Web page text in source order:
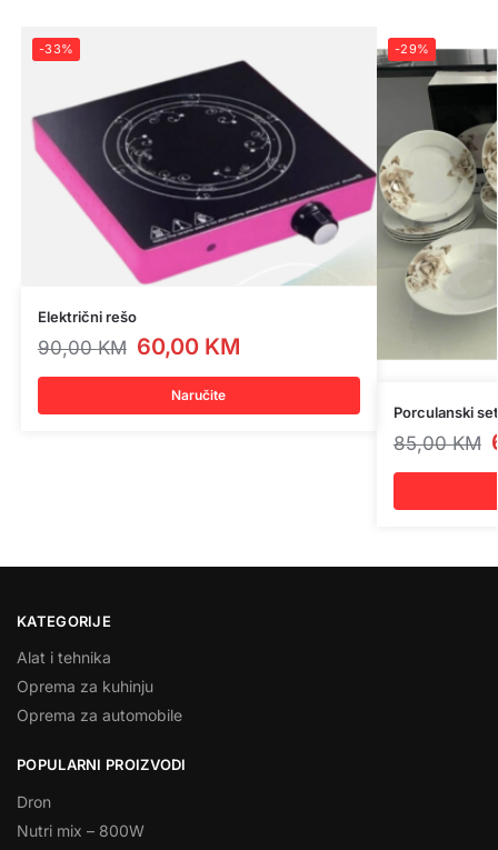
-33%
Električni rešo
90,00KM 60,00 KM
Naručite
-29%
Porculanski
85,00KM
KATEGORIJE
Alat i tehnika
Oprema za kuhinju
Oprema za automobile
POPULARNI PROIZVODI
Dron
Nutri mix – 800W